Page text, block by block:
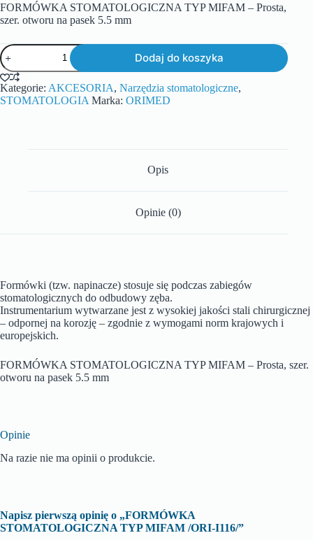
FORMÓWKA STOMATOLOGICZNA TYP MIFAM – Prosta,
szer. otworu na pasek 5.5 mm
Dodaj do koszyka
Kategorie: AKCESORIA, Narzędzia stomatologiczne,
STOMATOLOGIA Marka: ORIMED
Opis
Opinie (0)
Formówki (tzw. napinacze) stosuje się podczas zabiegów
stomatologicznych do odbudowy zęba.
Instrumentarium wytwarzane jest z wysokiej jakości stali chirurgicznej
– odpornej na korozję – zgodnie z wymogami norm krajowych i
europejskich.
FORMÓWKA STOMATOLOGICZNA TYP MIFAM – Prosta, szer.
otworu na pasek 5.5 mm
Opinie
Na razie nie ma opinii o produkcie.
Napisz pierwszą opinię o „FORMÓWKA
STOMATOLOGICZNA TYP MIFAM /ORI-I116/”